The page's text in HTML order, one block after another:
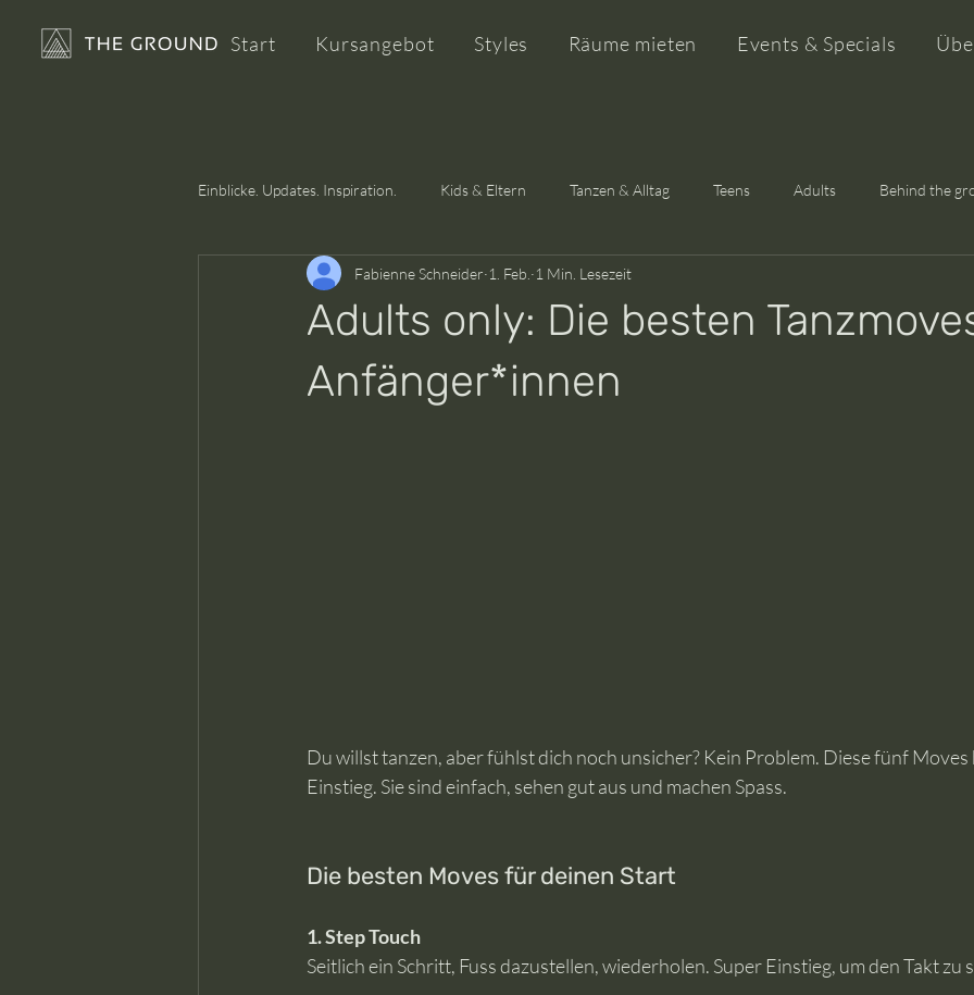
Start Kursangebot Styles Räume mieten Events & Specials
Einblicke. Updates. Inspiration. Kids & Eltern Tanzen & Alltag Teens Adults Behind the
Raumvermietung Dance Knowledge News & Updates
Adults only: Die besten
Anfänger*innen
Fabienne Schneider 1. Feb. 1 Min. Lesezeit
Du willst tanzen, aber fühlst dich noch unsicher? Kein Problem. Diese fünf
Einstieg. Sie sind einfach, sehen gut aus und machen Spass.
Die besten Moves für deinen Start
1. Step Touch
Seitlich ein Schritt, Fuss dazustellen, wiederholen. Super Einstieg, um den Takt zu